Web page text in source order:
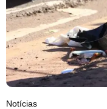
Notícias